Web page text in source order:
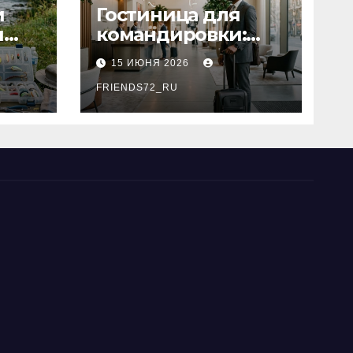
Гостиница для
командировки:
основные
критерии выбора
15 ИЮНЯ 2026
FRIENDS72_RU